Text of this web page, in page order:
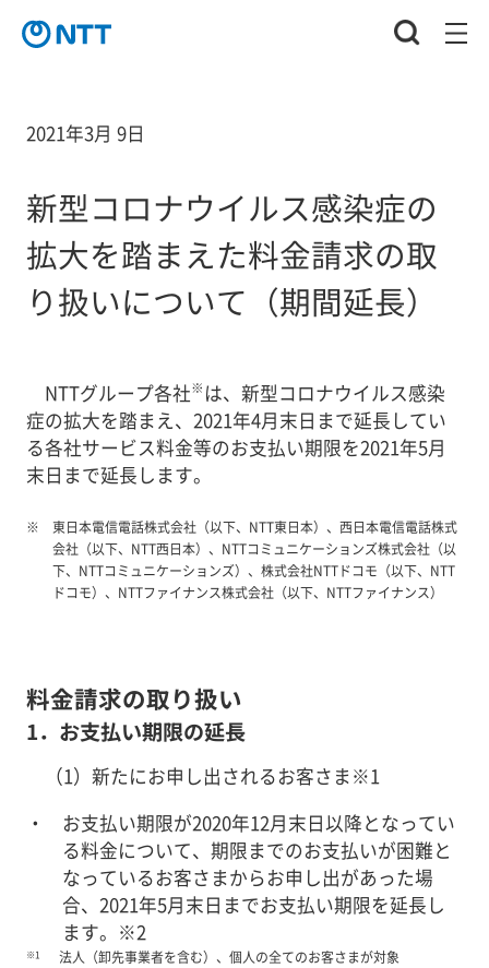
2021年3月 9日
新型コロナウイルス感染症の
拡大を踏まえた料金請求の取
り扱いについて（期間延長）
NTTグループ各社※ は、新型コロナウイルス感染
症の拡大を踏まえ、2021年4月末日まで延長してい
る各社サービス料金等のお支払い期限を2021年5月
末日まで延長します。
東日本電信電話株式会社（以下、NTT東日本）、西日本電信電話株式
会社（以下、NTT西日本）、NTTコミュニケーションズ株式会社（以
下、NTTコミュニケーションズ）、株式会社NTTドコモ（以下、NTT
ドコモ）、NTTファイナンス株式会社（以下、NTTファイナンス）
料金請求の取り扱い
1．お支払い期限の延長
（1）新たにお申し出されるお客さま※1
お支払い期限が2020年12月末日以降となってい
る料金について、期限までのお支払いが困難と
なっているお客さまからお申し出があった場
合、2021年5月末日までお支払い期限を延長し
ます。※2
※1 法人（卸先事業者を含む）、個人の全てのお客さまが対象